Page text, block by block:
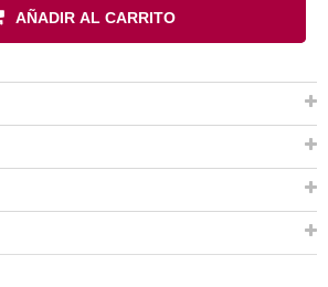
AÑADIR AL CARRITO